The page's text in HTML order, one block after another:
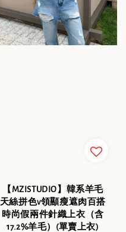
【MZISTUDIO】韓系羊毛
天絲拼色v領顯瘦遮肉百搭
時尚假兩件針織上衣（含
17.2%羊毛）(單賣上衣)